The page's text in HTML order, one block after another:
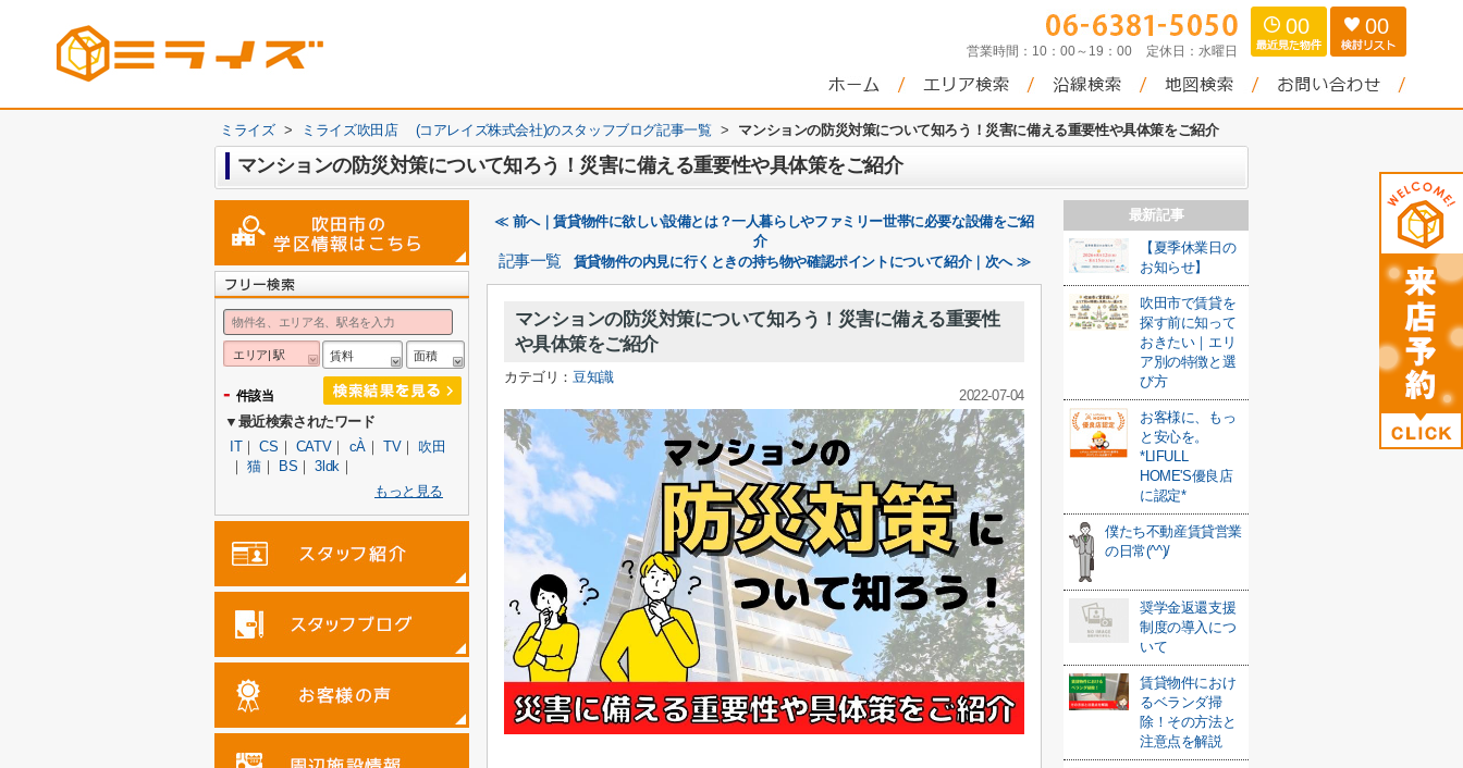
営業時間： 10：00～19：00 定休日： 水曜日
00 00
ミライズ > ミライズ吹田店 (コアレイズ株式会社)のスタッフブログ記事一覧 > マンションの防災対策について知ろう！災害に備える重要性や具体策をご紹介
マンションの防災対策について知ろう！災害に備える重要性や具体策をご紹介
≪ 前へ｜賃貸物件に欲しい設備とは？一人暮らしやファミリー世帯に必要な設備をご紹
介
記事一覧 賃貸物件の内見に行くときの持ち物や確認ポイントについて紹介｜次へ ≫
マンションの防災対策について知ろう！災害に備える重要性
や具体策をご紹介
カテゴリ：豆知識
2022-07-04
最新記事
【夏季休業日の
お知らせ】
吹田市で賃貸を
探す前に知って
おきたい｜エリ
ア別の特徴と選
び方
お客様に、もっ
と安心を。
*LIFULL
HOME'S優良店
に認定*
僕たち不動産賃貸営業
の日常(^^)/
奨学金返還支援
制度の導入につ
いて
賃貸物件におけ
るベランダ掃
除！その方法と
注意点を解説
エリア| 駅 賃料 面積
- 件該当
▼最近検索されたワード
IT｜CS ｜ CATV｜ cÀ｜ TV｜ 吹田
｜猫｜ BS ｜3ldk｜
もっと見る